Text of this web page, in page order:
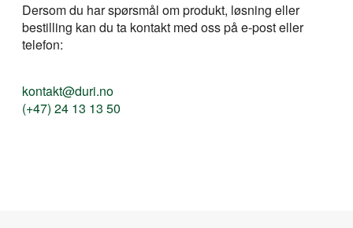
Dersom du har spørsmål om produkt, løsning eller
bestilling kan du ta kontakt med oss på e-post eller
telefon:
kontakt@duri.no
(+47) 24 13 13 50